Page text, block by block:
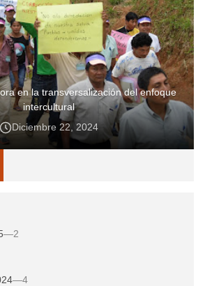
en la transversalización del enfoque
intercultural
Diciembre 22, 2024
—2
—4